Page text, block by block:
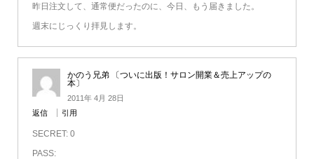
昨日注文して、通常便だったのに、今日、もう届きました。
週末にじっくり拝見します。
かのう兄弟 〔ついに出版！サロン開業＆売上アップの
本〕
2011年 4月 28日
返信
引用
SECRET: 0
PASS: